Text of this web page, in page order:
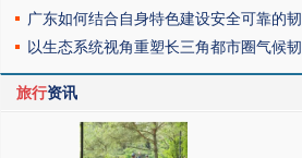
广东如何结合自身特色建设安全可靠的韧
以生态系统视角重塑长三角都市圈气候韧
旅行资讯